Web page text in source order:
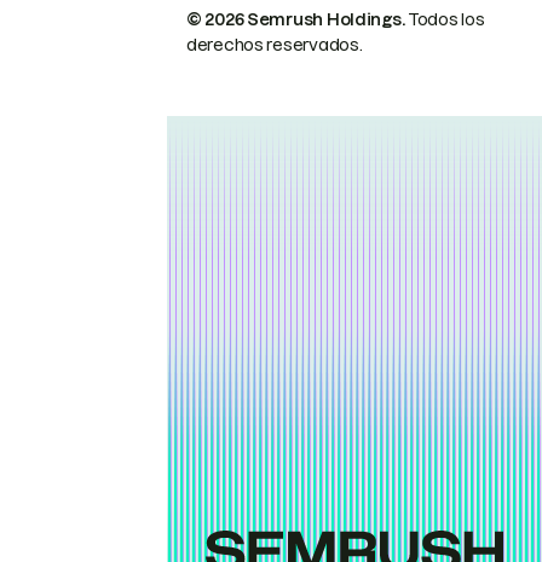
© 2026 Semrush Holdings.Todos los
derechos reservados.